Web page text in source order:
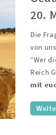
20.
Die
von
“Wer
Reich
mit